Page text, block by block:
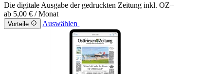
Die digitale Ausgabe der gedruckten Zeitung inkl. OZ+
ab 5,00 € / Monat
Vorteile Auswählen